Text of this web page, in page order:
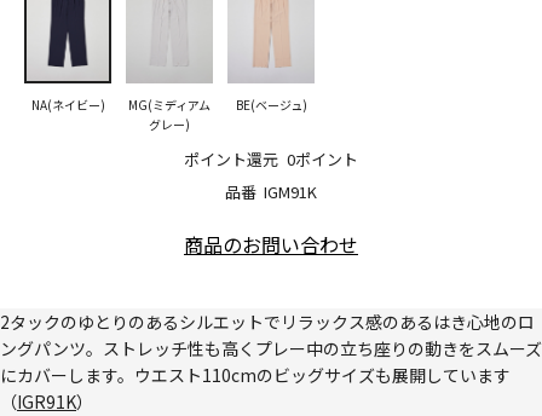
品番 IGM91K
ポイント還元 0ポイント
NA(ネイビー)
MG(ミディアム
グレー)
BE(ベージュ)
商品のお問い合わせ
2タックのゆとりのあるシルエットでリラックス感のあるはき心地のロ
ングパンツ。ストレッチ性も高くプレー中の立ち座りの動きをスムーズ
にカバーします。ウエスト110cmのビッグサイズも展開しています
（IGR91K）